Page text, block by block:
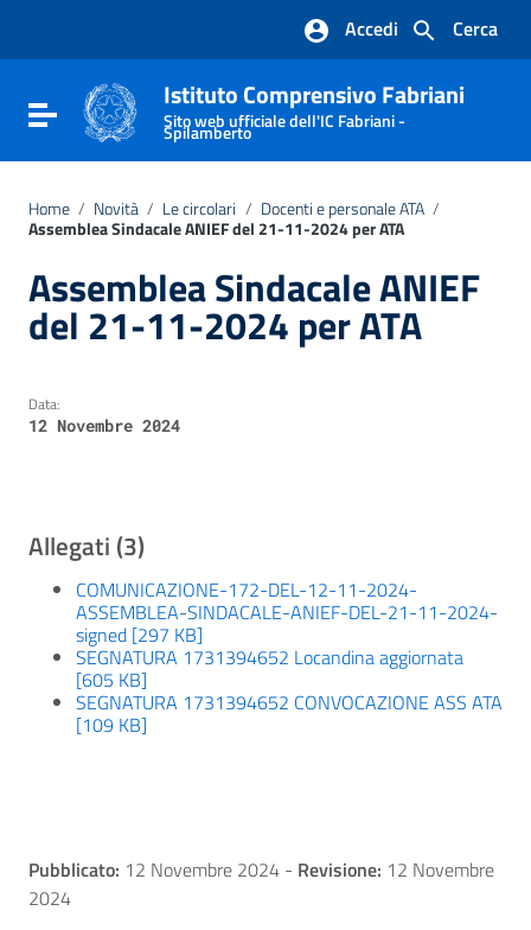
Vai al footer
Cerca
Accedi
Attiva / disattiva la navigazione
Istituto Comprensivo Fabriani
Sito web ufficiale dell'IC Fabriani -
Spilamberto
Home / Novità / Le circolari / Docenti e personale ATA /
Assemblea Sindacale ANIEF del 21-11-2024 per ATA
Assemblea Sindacale ANIEF
del 21-11-2024 per ATA
Data:
12 Novembre 2024
Allegati (3)
COMUNICAZIONE-172-DEL-12-11-2024-
ASSEMBLEA-SINDACALE-ANIEF-DEL-21-11-2024-
signed [297 KB]
SEGNATURA 1731394652 Locandina aggiornata
[605 KB]
SEGNATURA 1731394652 CONVOCAZIONE ASS ATA
[109 KB]
Pubblicato: 12 Novembre 2024 - Revisione: 12 Novembre
2024